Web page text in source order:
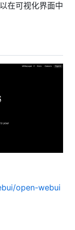
在可视化界面中
open-webui